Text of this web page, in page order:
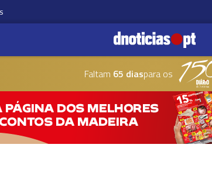
Faltam 65 diaspara os